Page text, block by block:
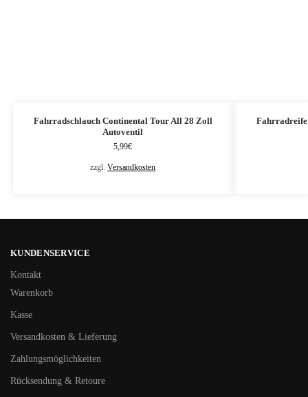
Fahrradschlauch Continental Tour All 28 Zoll
Autoventil
5,99€
zzgl.Versandkosten
KUNDENSERVICE
Kontakt
Warenkorb
Kasse
Versandkosten & Lieferung
Zahlungsmöglichkeiten
Rücksendung & Retoure